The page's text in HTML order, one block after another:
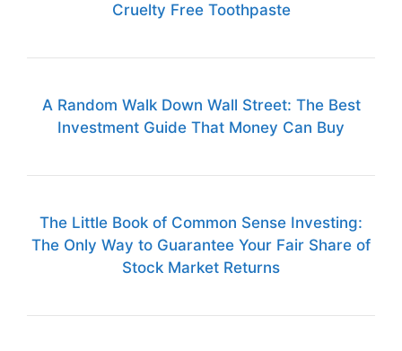
Cruelty Free Toothpaste
A Random Walk Down Wall Street: The Best
Investment Guide That Money Can Buy
The Little Book of Common Sense Investing:
The Only Way to Guarantee Your Fair Share of
Stock Market Returns